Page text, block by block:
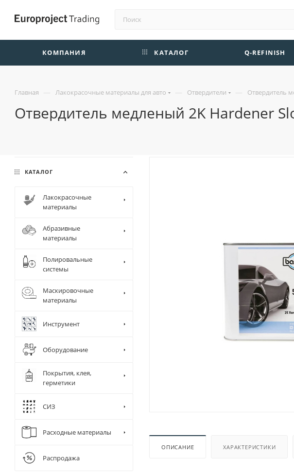
КОМПАНИЯ КАТАЛОГ Q-REFINISH
Главная — Лакокрасочные материалы для авто — Отвердители — Отвердитель
Отвердитель медленый 2K Hardener
ОПИСАНИЕ ХАРАКТЕРИСТИКИ
КАТАЛОГ
Лакокрасочные
материалы
Для очистки оборудования
Разбавители
Абразивные
материалы
Полировальные
системы
Маскировочные
материалы
Инструмент
Оборудование
Покрытия, клея,
герметики
СИЗ
Расходные материалы
Распродажа